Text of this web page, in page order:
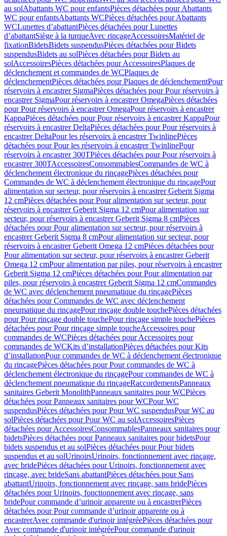
au solAbattants WC pour enfantsPièces détachées pour Abattants
WC pour enfantsAbattants WCPièces détachées pour Abattants
WCLunettes d’abattantPièces détachées pour Lunettes
d’abattantSiège à la turqueAvec rinçageAccessoiresMatériel de
fixationBidetsBidets suspendusPièces détachées pour Bidets
suspendusBidets au solPièces détachées pour Bidets au
solAccessoiresPièces détachées pour AccessoiresPlaques de
déclenchement et commandes de WCPlaques de
déclenchementPièces détachées pour Plaques de déclenchementPour
réservoirs à encastrer SigmaPièces détachées pour Pour réservoirs à
encastrer SigmaPour réservoirs à encastrer OmegaPièces détachées
pour Pour réservoirs à encastrer OmegaPour réservoirs à encastrer
KappaPièces détachées pour Pour réservoirs à encastrer KappaPour
réservoirs à encastrer DeltaPièces détachées pour Pour réservoirs à
encastrer DeltaPour les réservoirs à encastrer TwinlinePièces
détachées pour Pour les réservoirs à encastrer TwinlinePour
réservoirs à encastrer 300TPièces détachées pour Pour réservoirs à
encastrer 300TAccessoiresConsommablesCommandes de WC à
déclenchement électronique du rinçagePièces détachées pour
Commandes de WC à déclenchement électronique du rinçagePour
alimentation sur secteur, pour réservoirs à encastrer Geberit Sigma
12 cmPièces détachées pour Pour alimentation sur secteur, pour
réservoirs à encastrer Geberit Sigma 12 cmPour alimentation sur
secteur, pour réservoirs à encastrer Geberit Sigma 8 cmPièces
détachées pour Pour alimentation sur secteur, pour réservoirs à
encastrer Geberit Sigma 8 cmPour alimentation sur secteur, pour
réservoirs à encastrer Geberit Omega 12 cmPièces détachées pour
Pour alimentation sur secteur, pour réservoirs à encastrer Geberit
Omega 12 cmPour alimentation par piles, pour réservoirs à encastrer
Geberit Sigma 12 cmPièces détachées pour Pour alimentation par
piles, pour réservoirs à encastrer Geberit Sigma 12 cmCommandes
de WC avec déclenchement pneumatique du rinçagePièces
détachées pour Commandes de WC avec déclenchement
pneumatique du rinçagePour rinçage double touchePièces détachées
pour Pour rinçage double touchePour rinçage simple touchePièces
détachées pour Pour rinçage simple toucheAccessoires pour
commandes de WCPièces détachées pour Accessoires pour
commandes de WCKits d’installationPièces détachées pour Kits
d’installationPour commandes de WC à déclenchement électronique
du rinçagePièces détachées pour Pour commandes de WC à
déclenchement électronique du rinçagePour commandes de WC à
déclenchement pneumatique du rinçageRaccordementsPanneaux
sanitaires Geberit MonolithPanneaux sanitaires pour WCPièces
détachées pour Panneaux sanitaires pour WCPour WC
suspendusPièces détachées pour Pour WC suspendusPour WC au
solPièces détachées pour Pour WC au solAccessoiresPièces
détachées pour AccessoiresConsommablesPanneaux sanitaires pour
bidetsPièces détachées pour Panneaux sanitaires pour bidetsPour
bidets suspendus et au solPièces détachées pour Pour bidets
suspendus et au solUrinoirsUrinoirs, fonctionnement avec rinçage,
avec bridePièces détachées pour Urinoirs, fonctionnement avec
rinçage, avec brideSans abattantPièces détachées pour Sans
abattantUrinoirs, fonctionnement avec rinçage, sans bridePièces
détachées pour Urinoirs, fonctionnement avec rinçage, sans
bridePour commande d’urinoir apparente ou à encastrerPièces
détachées pour Pour commande d’urinoir apparente ou à
encastrerAvec commande d'urinoir intégréePièces détachées pour
Avec commande d'urinoir intégréePour commande d'urinoir